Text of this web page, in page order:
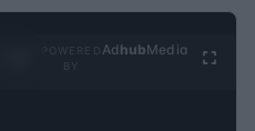
Ad hubMedia